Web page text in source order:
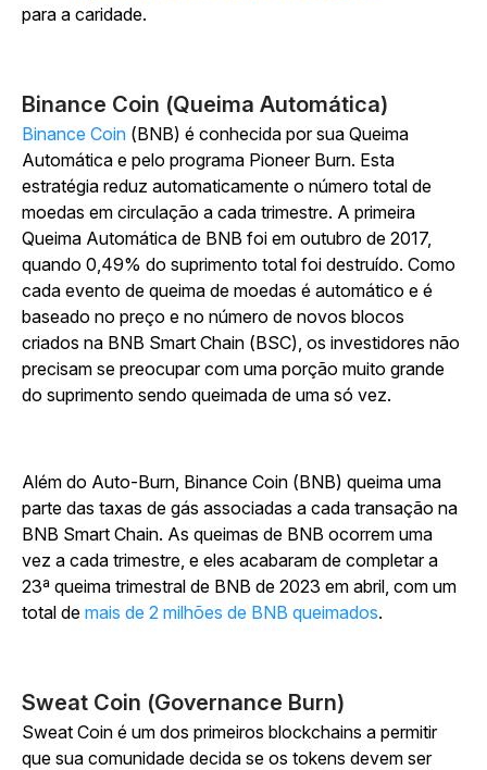
para a caridade.
Binance Coin (Queima Automática)
Binance Coin (BNB) é conhecida por sua Queima
Automática e pelo programa Pioneer Burn. Esta
estratégia reduz automaticamente o número total de
moedas em circulação a cada trimestre. A primeira
Queima Automática de BNB foi em outubro de 2017,
quando 0,49% do suprimento total foi destruído. Como
cada evento de queima de moedas é automático e é
baseado no preço e no número de novos blocos
criados na BNB Smart Chain (BSC), os investidores não
precisam se preocupar com uma porção muito grande
do suprimento sendo queimada de uma só vez.
Além do Auto-Burn, Binance Coin (BNB) queima uma
parte das taxas de gás associadas a cada transação na
BNB Smart Chain. As queimas de BNB ocorrem uma
vez a cada trimestre, e eles acabaram de completar a
23ª queima trimestral de BNB de 2023 em abril, com um
total de mais de 2 milhões de BNB queimados.
Sweat Coin (Governance Burn)
Sweat Coin é um dos primeiros blockchains a permitir
que sua comunidade decida se os tokens devem ser